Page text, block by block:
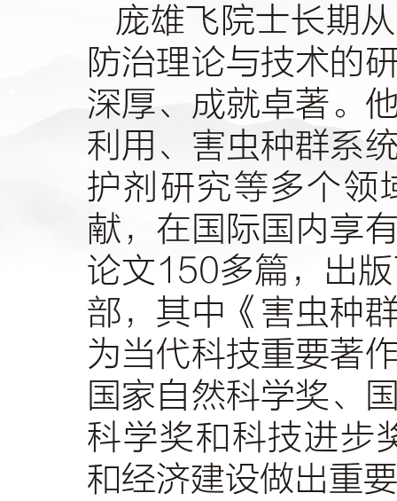
庞雄飞院士长期
防治理论与技术的
深厚、成就卓著。
利用、害虫种群系
护剂研究等多个领
献，在国际国内享
论文150多篇，出
部，其中《害虫种
为当代科技重要著
国家自然科学奖、
科学奖和科技进步
和经济建设做出重